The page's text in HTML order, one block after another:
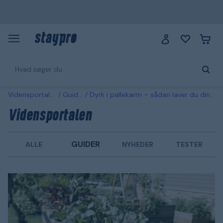
Vidensportalen Guider Dyrk i pallekarm – sådan laver du din egen
Vidensportalen
ALLE GUIDER NYHEDER TESTER